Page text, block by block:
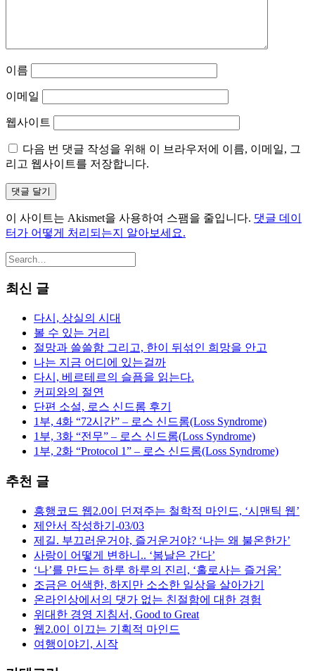
이름
이메일
웹사이트
다음 번 댓글 작성을 위해 이 브라우저에 이름, 이메일, 그
리고 웹사이트를 저장합니다.
이 사이트는 Akismet을 사용하여 스팸을 줄입니다. 댓글 데이
터가 어떻게 처리되는지 알아보세요.
최신 글
다시, 상실의 시대
볼 수 있는 거리
절망과 쓸쓸함 그리고, 한이 뒤섞인 희망을 안고
나는 지금 어디에 있는걸까
다시, 베르테르의 슬픔을 읽는다.
커피와의 절연
단편 소설, 로스 신드롬 후기
1부, 4화 “72시간” – 로스 신드롬(Loss Syndrome)
1부, 3화 “전무” – 로스 신드롬(Loss Syndrome)
1부, 2화 “Protocol 1” – 로스 신드롬(Loss Syndrome)
추천 글
흥행코드 웹2.0이 던져주는 철학적 마인드, ‘시맨틱 웹’
제안서 작성하기-03/03
제길. 부끄러운거야, 즐거운거야? ‘나는 왜 불온한가’
사랑이 어떻게 변하니.. ‘봄날은 간다’
‘나’를 만드는 하루 하루의 진리, ‘홀로사는 즐거움’
조금은 어색한, 하지만 소소한 일상을 살아가기
온라인상에서의 댓가 없는 친절함에 대한 경험
위대한 경영 지침서, Good to Great
웹2.0이 이끄는 기획적 마인드
여행이야기, 시작